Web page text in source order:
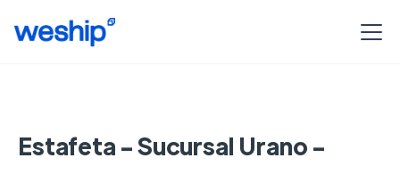
Estafeta - Sucursal Urano -